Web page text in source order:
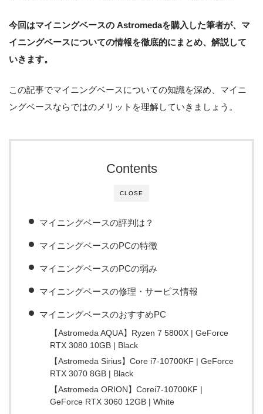
今回はマイニングベースの Astromedaを購入した筆者が、マ
イニングベースについての情報を徹底的にまとめ、解説して
いきます。
この記事でマイニングベースについての知識を深め、マイニ
ングベースならではのメリットを理解していきましょう。
CLOSE
Contents
マイニングベースの評判は？
マイニングベースのPCの特徴
マイニングベースのPCの弱み
マイニングベースの修理・サービス情報
マイニングベースのおすすめPC
【Astromeda AQUA】Ryzen 7 5800X | GeForce
RTX 3080 10GB | Black
【Astromeda Sirius】Core i7-10700KF | GeForce
RTX 3070 8GB | Black
【Astromeda ORION】Corei7-10700KF |
GeForce RTX 3060 12GB | White